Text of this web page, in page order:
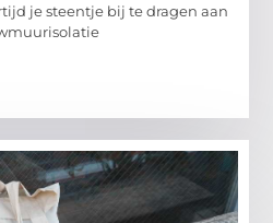
je steentje bij te dragen aan